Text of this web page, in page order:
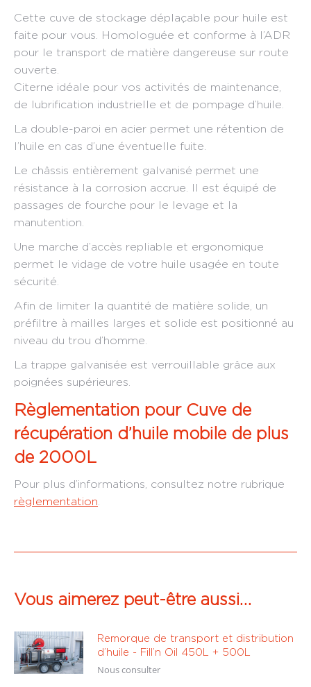
Cette cuve de stockage déplaçable pour huile est
faite pour vous. Homologuée et conforme à l’ADR
pour le transport de matière dangereuse sur route
ouverte.
Citerne idéale pour vos activités de maintenance,
de lubrification industrielle et de pompage d’huile.
La double-paroi en acier permet une rétention de
l’huile en cas d’une éventuelle fuite.
Le châssis entièrement galvanisé permet une
résistance à la corrosion accrue. Il est équipé de
passages de fourche pour le levage et la
manutention.
Une marche d’accès repliable et ergonomique
permet le vidage de votre huile usagée en toute
sécurité.
Afin de limiter la quantité de matière solide, un
préfiltre à mailles larges et solide est positionné au
niveau du trou d’homme.
La trappe galvanisée est verrouillable grâce aux
poignées supérieures.
Règlementation pour Cuve de
récupération d’huile mobile de plus
de 2000L
Pour plus d’informations, consultez notre rubrique
règlementation
Vous aimerez peut-être aussi…
Remorque de transport et distribution
d’huile - Fill’n Oil 450L + 500L
Nous consulter